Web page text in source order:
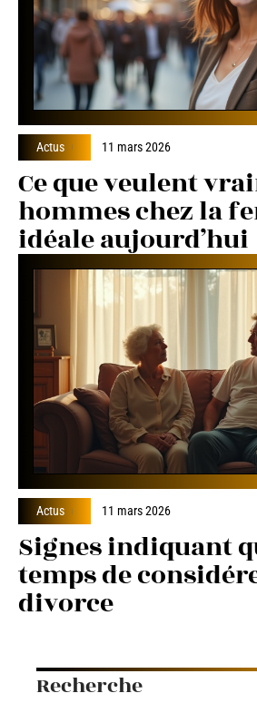
Actus 11 mars 2026
Ce que veulent
hommes chez la
idéale aujourd’hui
Actus 11 mars 2026
Signes indiquant
temps de
divorce
Recherche